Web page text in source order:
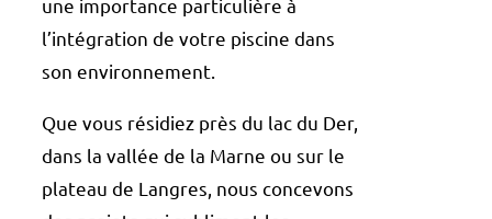
une importance particulière à
l’intégration de votre piscine dans
son environnement.
Que vous résidiez près du lac du Der,
dans la vallée de la Marne ou sur le
plateau de Langres, nous concevons